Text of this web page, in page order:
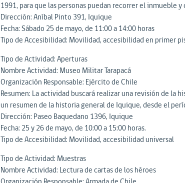
1991, para que las personas puedan recorrer el inmueble
Dirección: Aníbal Pinto 391, Iquique
Fecha: Sábado 25 de mayo, de 11:00 a 14:00 horas
Tipo de Accesibilidad: Movilidad, accesibilidad en primer
Tipo de Actividad: Aperturas
Nombre Actividad: Museo Militar Tarapacá
Organización Responsable: Ejército de Chile
Resumen: La actividad buscará realizar una revisión de la
un resumen de la historia general de Iquique, desde el
Dirección: Paseo Baquedano 1396, Iquique
Fecha: 25 y 26 de mayo, de 10:00 a 15:00 horas.
Tipo de Accesibilidad: Movilidad, accesibilidad universal
Tipo de Actividad: Muestras
Nombre Actividad: Lectura de cartas de los héroes